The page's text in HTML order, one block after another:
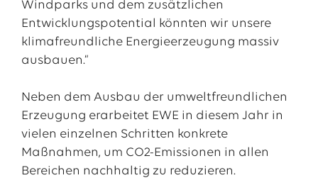
Windparks und dem zusätzlichen
Entwicklungspotential könnten wir unsere
klimafreundliche Energieerzeugung massiv
ausbauen.“
Neben dem Ausbau der umweltfreundlichen
Erzeugung erarbeitet EWE in diesem Jahr in
vielen einzelnen Schritten konkrete
Maßnahmen, um CO2-Emissionen in allen
Bereichen nachhaltig zu reduzieren.